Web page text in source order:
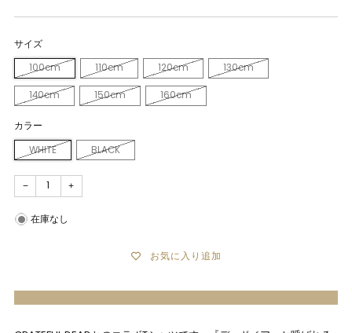
サイズ
100cm 110cm 120cm 130cm
140cm 150cm 160cm
カラー
WHITE BLACK
− +
在庫なし
お気に入り追加